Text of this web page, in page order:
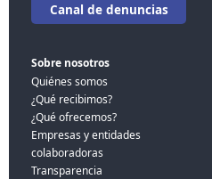
Canal de denuncias
Sobre nosotros
Quiénes somos
¿Qué recibimos?
¿Qué ofrecemos?
Empresas y entidades
colaboradoras
Transparencia